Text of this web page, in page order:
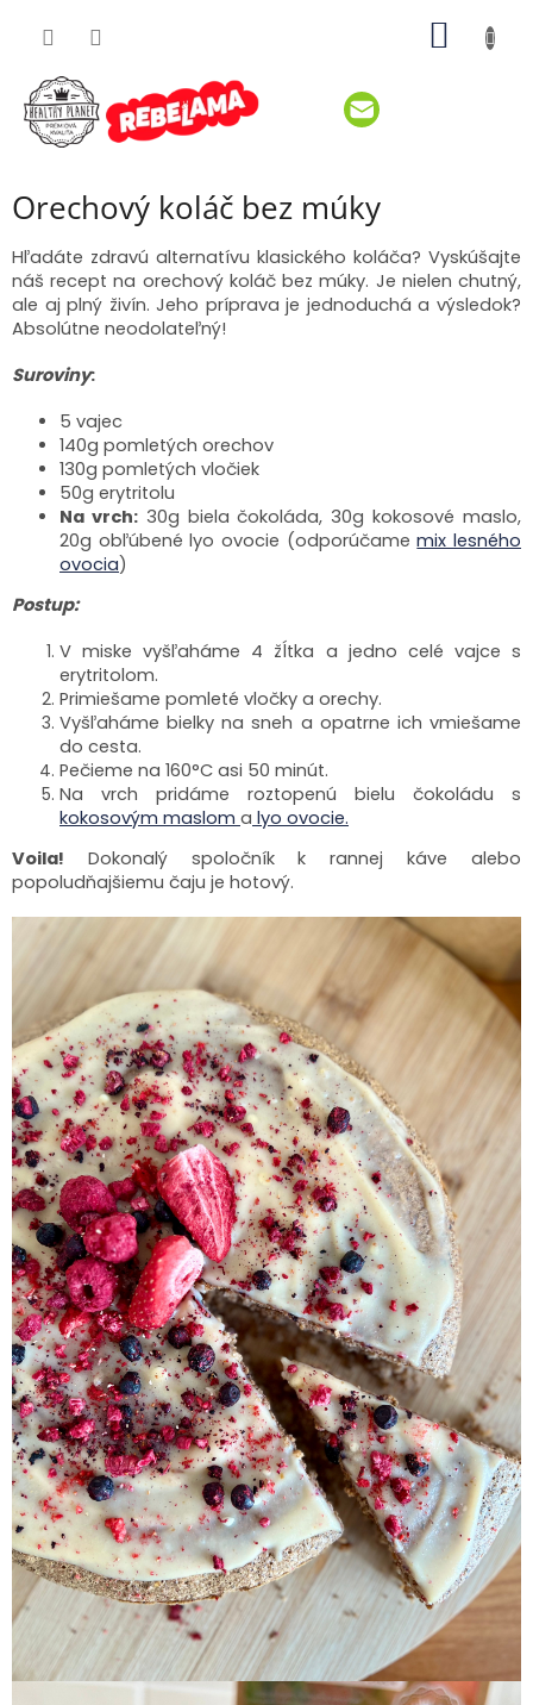
Orechový koláč bez múky
Hľadáte zdravú alternatívu klasického koláča? Vyskúšajte
náš recept na orechový koláč bez múky. Je nielen chutný,
ale aj plný živín. Jeho príprava je jednoduchá a výsledok?
Absolútne neodolateľný!
Suroviny:
5 vajec
140g pomletých orechov
130g pomletých vločiek
50g erytritolu
Na vrch:30g biela čokoláda, 30g kokosové maslo,
20g obľúbené lyo ovocie (odporúčamemix lesného
ovocia)
Postup:
V miske vyšľaháme 4 žĺtka a jedno celé vajce s
erytritolom.
Primiešame pomleté vločky a orechy.
Vyšľaháme bielky na sneh a opatrne ich vmiešame
do cesta.
Pečieme na 160°C asi 50 minút.
Na vrch pridáme roztopenú bielu čokoládu s
kokosovým maslom a lyo ovocie.
Voila! Dokonalý spoločník k rannej káve alebo
popoludňajšiemu čaju je hotový.